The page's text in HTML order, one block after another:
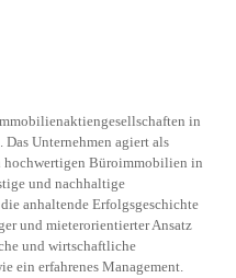
in
Unternehmen agiert als
hochwertigen Büroimmobilien in
und nachhaltige
anhaltende Erfolgsgeschichte
und mieterorientierter Ansatz
und wirtschaftliche
ein erfahrenes Management.